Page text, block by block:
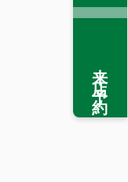
来店予約